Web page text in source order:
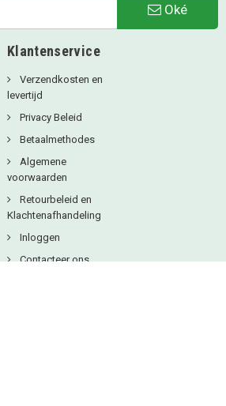
Oké
Klantenservice
Verzendkosten en
levertijd
Privacy Beleid
Betaalmethodes
Algemene
voorwaarden
Retourbeleid en
Klachtenafhandeling
Inloggen
Contacteer ons